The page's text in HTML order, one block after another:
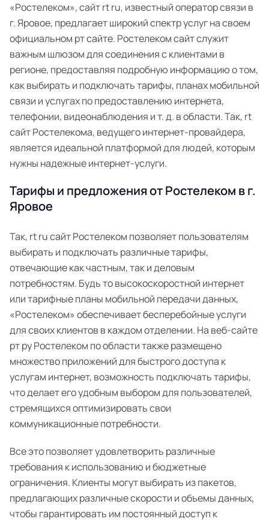
«Ростелеком», сайт rt ru, известный оператор связи в
г. Яровое, предлагает широкий спектр услуг на своем
официальном рт сайте. Ростелеком сайт служит
важным шлюзом для соединения с клиентами в
регионе, предоставляя подробную информацию о том,
как выбирать и подключать тарифы, планах мобильной
связи и услугах по предоставлению интернета,
телефонии, видеонаблюдения и т. д. в области. Так, rt
сайт Ростелекома, ведущего интернет-провайдера,
является идеальной платформой для людей, которым
нужны надежные интернет-услуги.
Тарифы и предложения от Ростелеком в г.
Яровое
Так, rt ru сайт Ростелеком позволяет пользователям
выбирать и подключать различные тарифы,
отвечающие как частным, так и деловым
потребностям. Будь то высокоскоростной интернет
или тарифные планы мобильной передачи данных,
«Ростелеком» обеспечивает бесперебойные услуги
для своих клиентов в каждом отделении. На веб-сайте
рт ру Ростелеком по области также размещено
множество приложений для быстрого доступа к
услугам интернет, возможность подключать тарифы,
что делает его удобным выбором для пользователей,
стремящихся оптимизировать свои
коммуникационные потребности.
Все это позволяет удовлетворить различные
требования к использованию и бюджетные
ограничения. Клиенты могут выбирать из пакетов,
предлагающих различные скорости и объемы данных,
чтобы гарантировать им постоянный доступ к